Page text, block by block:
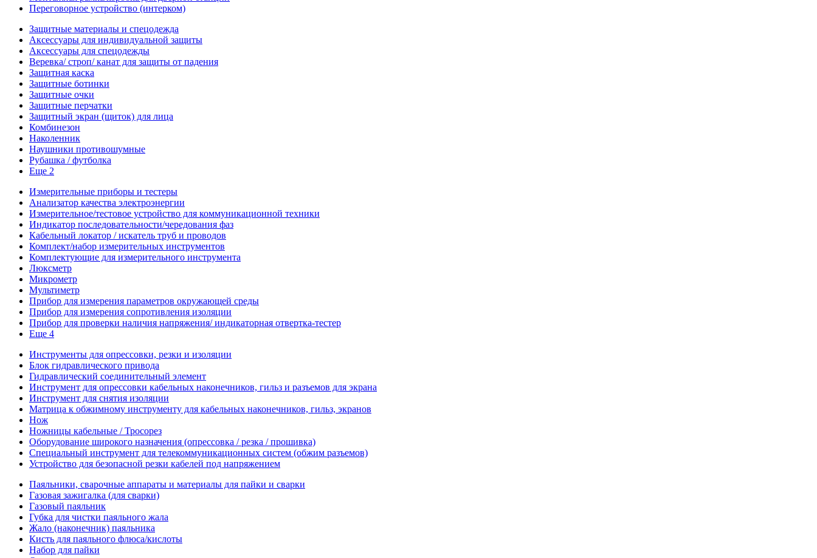
Переговорное устройство (интерком)
Защитные материалы и спецодежда
Аксессуары для индивидуальной защиты
Аксессуары для спецодежды
Веревка/ строп/ канат для защиты от падения
Защитная каска
Защитные ботинки
Защитные очки
Защитные перчатки
Защитный экран (щиток) для лица
Комбинезон
Наколенник
Наушники противошумные
Рубашка / футболка
Еще 2
Измерительные приборы и тестеры
Анализатор качества электроэнергии
Измерительное/тестовое устройство для коммуникационной техники
Индикатор последовательности/чередования фаз
Кабельный локатор / искатель труб и проводов
Комплект/набор измерительных инструментов
Комплектующие для измерительного инструмента
Люксметр
Микрометр
Мультиметр
Прибор для измерения параметров окружающей среды
Прибор для измерения сопротивления изоляции
Прибор для проверки наличия напряжения/ индикаторная отвертка-тестер
Еще 4
Инструменты для опрессовки, резки и изоляции
Блок гидравлического привода
Гидравлический соединительный элемент
Инструмент для опрессовки кабельных наконечников, гильз и разъемов для экрана
Инструмент для снятия изоляции
Матрица к обжимному инструменту для кабельных наконечников, гильз, экранов
Нож
Ножницы кабельные / Тросорез
Оборудование широкого назначения (опрессовка / резка / прошивка)
Специальный инструмент для телекоммуникационных систем (обжим разъемов)
Устройство для безопасной резки кабелей под напряжением
Паяльники, сварочные аппараты и материалы для пайки и сварки
Газовая зажигалка (для сварки)
Газовый паяльник
Губка для чистки паяльного жала
Жало (наконечник) паяльника
Кисть для паяльного флюса/кислоты
Набор для пайки